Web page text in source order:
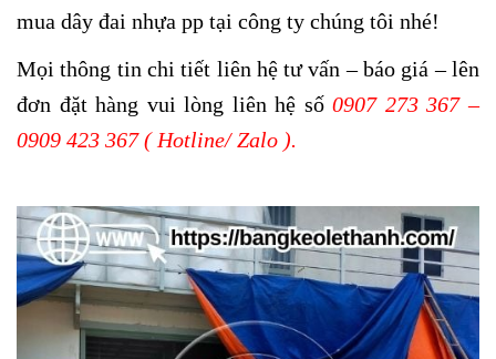
mua dây đai nhựa pp tại công ty chúng tôi nhé!
Mọi thông tin chi tiết liên hệ tư vấn – báo giá – lên
đơn đặt hàng vui lòng liên hệ số0907 273 367 –
0909 423 367 ( Hotline/ Zalo ).